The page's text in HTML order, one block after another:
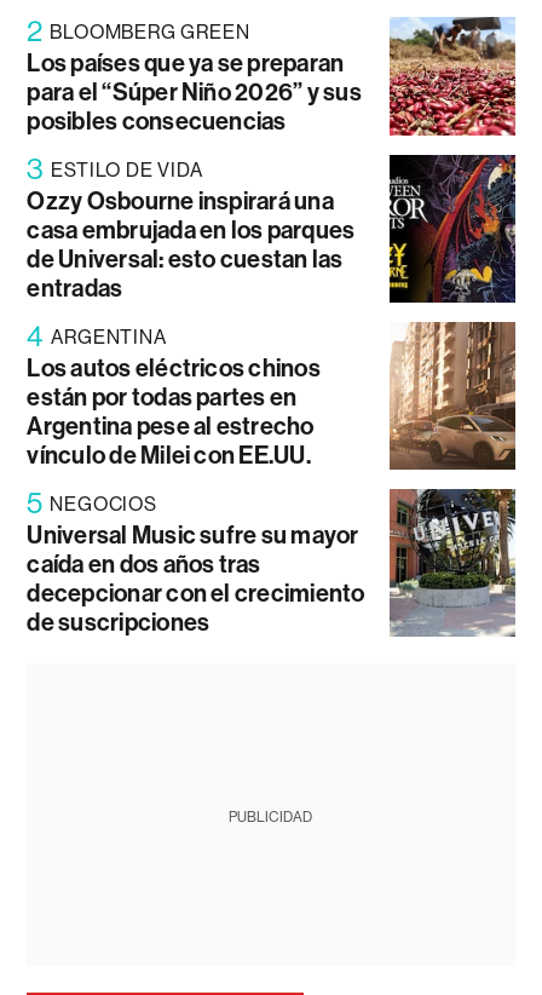
2 BLOOMBERG GREEN
Los países que ya se preparan
para el “Súper Niño 2026” y sus
posibles consecuencias
3 ESTILO DE VIDA
Ozzy Osbourne inspirará una
casa embrujada en los parques
de Universal: esto cuestan las
entradas
4 ARGENTINA
Los autos eléctricos chinos
están por todas partes en
Argentina pese al estrecho
vínculo de Milei con EE.UU.
5 NEGOCIOS
Universal Music sufre su mayor
caída en dos años tras
decepcionar con el crecimiento
de suscripciones
PUBLICIDAD